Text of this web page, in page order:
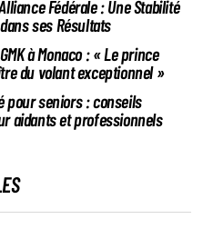
Fédérale : Une Stabilité
ses Résultats
à Monaco : « Le prince
du volant exceptionnel »
pour seniors : conseils
aidants et professionnels